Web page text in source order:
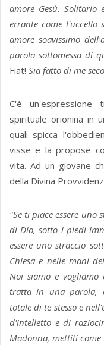
amore Gesù. Solitario
errante come l'uccello
amore soavissimo
parola sottomessa di
Fiat! Sia fatto di me
C'è un'espressione
spirituale orionina in
quali spicca
visse e la propose
vita. Ad un giovane
della Divina
"Se ti piace essere
di Dio, sotto i piedi
essere uno straccio
Chiesa e nelle mani
Noi siamo e vogliamo
tratta in una parola,
totale di te stesso e
d'intelletto e di
Madonna, mettiti